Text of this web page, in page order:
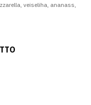
veiseliha, ananass,